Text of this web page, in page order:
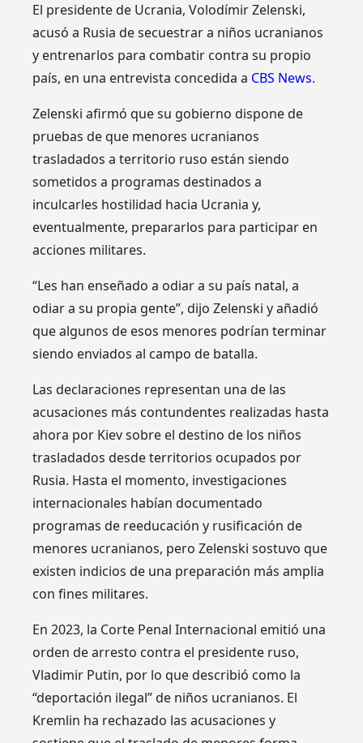
El presidente de Ucrania, Volodímir Zelenski,
acusó a Rusia de secuestrar a niños ucranianos
y entrenarlos para combatir contra su propio
país, en una entrevista concedida a CBS News.
Zelenski afirmó que su gobierno dispone de
pruebas de que menores ucranianos
trasladados a territorio ruso están siendo
sometidos a programas destinados a
inculcarles hostilidad hacia Ucrania y,
eventualmente, prepararlos para participar en
acciones militares.
“Les han enseñado a odiar a su país natal, a
odiar a su propia gente”, dijo Zelenski y añadió
que algunos de esos menores podrían terminar
siendo enviados al campo de batalla.
Las declaraciones representan una de las
acusaciones más contundentes realizadas hasta
ahora por Kiev sobre el destino de los niños
trasladados desde territorios ocupados por
Rusia. Hasta el momento, investigaciones
internacionales habían documentado
programas de reeducación y rusificación de
menores ucranianos, pero Zelenski sostuvo que
existen indicios de una preparación más amplia
con fines militares.
En 2023, la Corte Penal Internacional emitió una
orden de arresto contra el presidente ruso,
Vladimir Putin, por lo que describió como la
“deportación ilegal” de niños ucranianos. El
Kremlin ha rechazado las acusaciones y